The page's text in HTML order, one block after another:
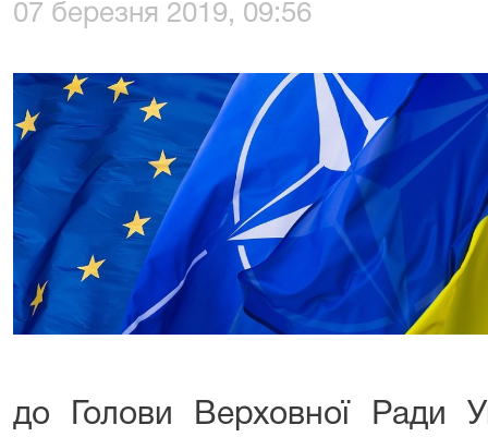
07 березня 2019, 09:56
до Голови Верховної Ради